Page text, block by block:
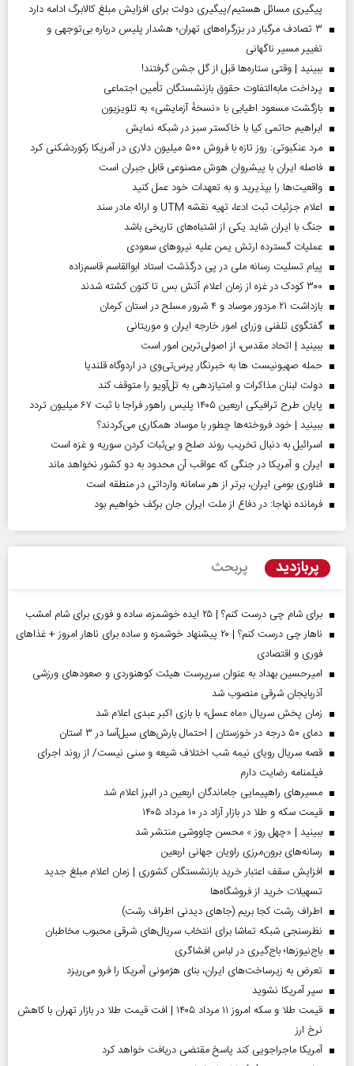
پیگیری مسائل هستیم/پیگیری دولت برای افزایش مبلغ کالابرگ ادامه دارد
۳ تصادف مرگبار در بزرگراه‌های تهران؛ هشدار پلیس درباره بی‌توجهی و
تغییر مسیر ناگهانی
ببینید | وقتی ستاره‌ها قبل از گل جشن گرفتند!
پرداخت مابه‌التفاوت حقوق بازنشستگان تأمین اجتماعی
بازگشت مسعود اطیابی با «نسخهٔ آزمایشی» به تلویزیون
ابراهیم حاتمی کیا با خاکستر سبز در شبکه نمایش
مرد عنکبوتی: روز تازه با فروش ۵۰۰ میلیون دلاری در آمریکا رکوردشکنی کرد
فاصله ایران با پیشرو‌ان هوش مصنوعی قابل جبران است
واقعیت‌ها را بپذیرید و به تعهدات خود عمل کنید
اعلام جزئیات ثبت ادعا، تهیه نقشه UTM و ارائه مادر سند
جنگ با ایران شاید یکی از اشتباه‌های تاریخی باشد
عملیات گسترده ارتش یمن علیه نیروهای سعودی
پیام تسلیت رسانه ملی در پی درگذشت استاد ابوالقاسم قاسم‌زاده
۳۰۰ کودک در غزه از زمان اعلام آتش بس تا کنون کشته شدند
بازداشت ۲۱ مزدور موساد و ۴ شرور مسلح در استان کرمان
گفتگوی تلفنی وزرای امور خارجه ایران و موریتانی
ببینید | اتحاد مقدس، از اصولی‌ترین امور است
حمله صهیونیست ها به خبرنگار پرس‌تی‌وی در اردوگاه قلندیا
دولت لبنان مذاکرات و امتیازدهی به تل‌آویو را متوقف کند
پایان طرح ترافیکی اربعین ۱۴۰۵ پلیس راهور فراجا با ثبت ۶۷ میلیون تردد
ببینید | خود فروخته‌ها چطور با موساد همکاری می‌کردند؟
اسرائیل به دنبال تخریب روند صلح و بی‌ثبات کردن سوریه و غزه است
ایران و آمریکا در جنگی که عواقب آن محدود به دو کشور نخواهد ماند
فناوری بومی ایران، برتر از هر سامانه وارداتی در منطقه است
فرمانده نهاجا: در دفاع از ملت ایران جان برکف خواهیم بود
پربازدید پربحث
برای شام چی درست کنم؟ | ۲۵ ایده خوشمزه، ساده و فوری برای شام امشب
ناهار چی درست کنم؟ | ۲۰ پیشنهاد خوشمزه و ساده برای ناهار امروز + غذاهای
فوری و اقتصادی
امیرحسین بهداد به عنوان سرپرست هیئت کوهنوردی و صعودهای ورزشی
آذربایجان شرقی منصوب شد
زمان پخش سریال «ماه عسل» با بازی اکبر عبدی اعلام شد
دمای ۵۰ درجه در خوزستان | احتمال بارش‌های سیل‌آسا در ۳ استان
قصه سریال رویای نیمه شب اختلاف شیعه و سنی نیست/ از روند اجرای
فیلمنامه رضایت دارم
مسیر‌های راهپیمایی جاماندگان اربعین در البرز اعلام شد
قیمت سکه و طلا در بازار آزاد در ۱۰ مرداد ۱۴۰۵
ببینید | «چهل روز » محسن چاووشی منتشر شد
رسانه‌های برون‌مرزی راویان جهانی اربعین
افزایش سقف اعتبار خرید بازنشستگان کشوری | زمان اعلام مبلغ جدید
تسهیلات خرید از فروشگاه‌ها
اطراف رشت کجا بریم (جاهای دیدنی اطراف رشت)
نظرسنجی شبکه تماشا برای انتخاب سریال‌های شرقی محبوب مخاطبان
باج‌نیوزها؛ باج‌گیری در لباس افشاگری
تعرض به زیرساخت‌های ایران، بنای هژمونی آمریکا را فرو می‌ریزد
سپر آمریکا نشوید
قیمت طلا و سکه امروز ۱۱ مرداد ۱۴۰۵ | افت قیمت طلا در بازار تهران با کاهش
نرخ ارز
آمریکا ماجراجویی کند پاسخ مقتضی دریافت خواهد کرد